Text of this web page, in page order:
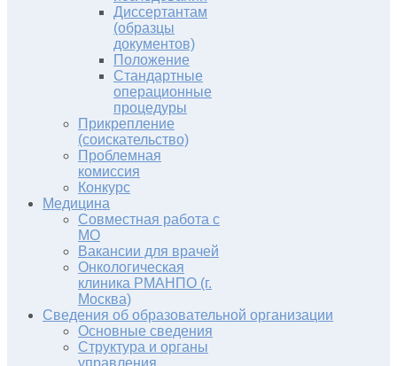
Диссертантам
(образцы
документов)
Положение
Стандартные
операционные
процедуры
Прикрепление
(соискательство)
Проблемная
комиссия
Конкурс
Медицина
Совместная работа с
МО
Вакансии для врачей
Онкологическая
клиника РМАНПО (г.
Москва)
Сведения об образовательной организации
Основные сведения
Структура и органы
управления